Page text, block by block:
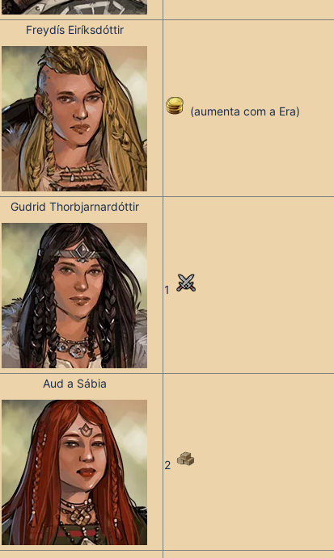
Freydís Eiríksdóttir
(aumenta com a Era)
Gudrid Thorbjarnardóttir
1
Aud a Sábia
2